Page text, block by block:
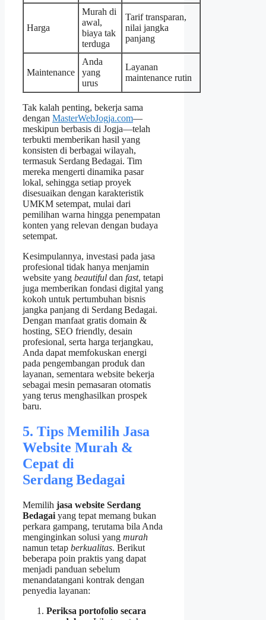
Harga
Murah di
awal,
biaya tak
terduga
Tarif transparan,
nilai jangka
panjang
Maintenance
Anda
yang
urus
Layanan
maintenance rutin
Tak kalah penting, bekerja sama
dengan MasterWebJogja.com—
meskipun berbasis di Jogja—telah
terbukti memberikan hasil yang
konsisten di berbagai wilayah,
termasuk Serdang Bedagai. Tim
mereka mengerti dinamika pasar
lokal, sehingga setiap proyek
disesuaikan dengan karakteristik
UMKM setempat, mulai dari
pemilihan warna hingga penempatan
konten yang relevan dengan budaya
setempat.
Kesimpulannya, investasi pada jasa
profesional tidak hanya menjamin
website yang beautiful dan fast, tetapi
juga memberikan fondasi digital yang
kokoh untuk pertumbuhan bisnis
jangka panjang di Serdang Bedagai.
Dengan manfaat gratis domain &
hosting, SEO friendly, desain
profesional, serta harga terjangkau,
Anda dapat memfokuskan energi
pada pengembangan produk dan
layanan, sementara website bekerja
sebagai mesin pemasaran otomatis
yang terus menghasilkan prospek
baru.
5. Tips Memilih Jasa
Website Murah &
Cepat di
Serdang Bedagai
Memilih jasa website Serdang
Bedagai yang tepat memang bukan
perkara gampang, terutama bila Anda
menginginkan solusi yang murah
namun tetap berkualitas. Berikut
beberapa poin praktis yang dapat
menjadi panduan sebelum
menandatangani kontrak dengan
penyedia layanan:
Periksa portofolio secara